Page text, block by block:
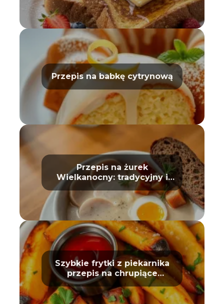
Przepis na babkę cytrynową
Przepis na żurek
Wielkanocny: tradycyjny i
prosty
Szybkie frytki z piekarnika
przepis na chrupiące
ziemniaki